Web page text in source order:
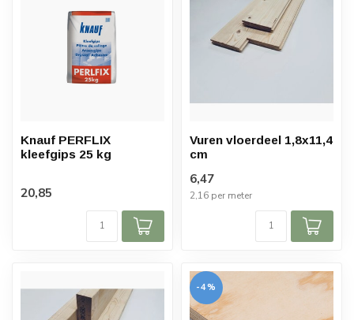
Knauf PERFLIX
kleefgips 25 kg
20,85
Vuren vloerdeel 1,8x11,4
cm
6,47
2,16 per meter
-4%